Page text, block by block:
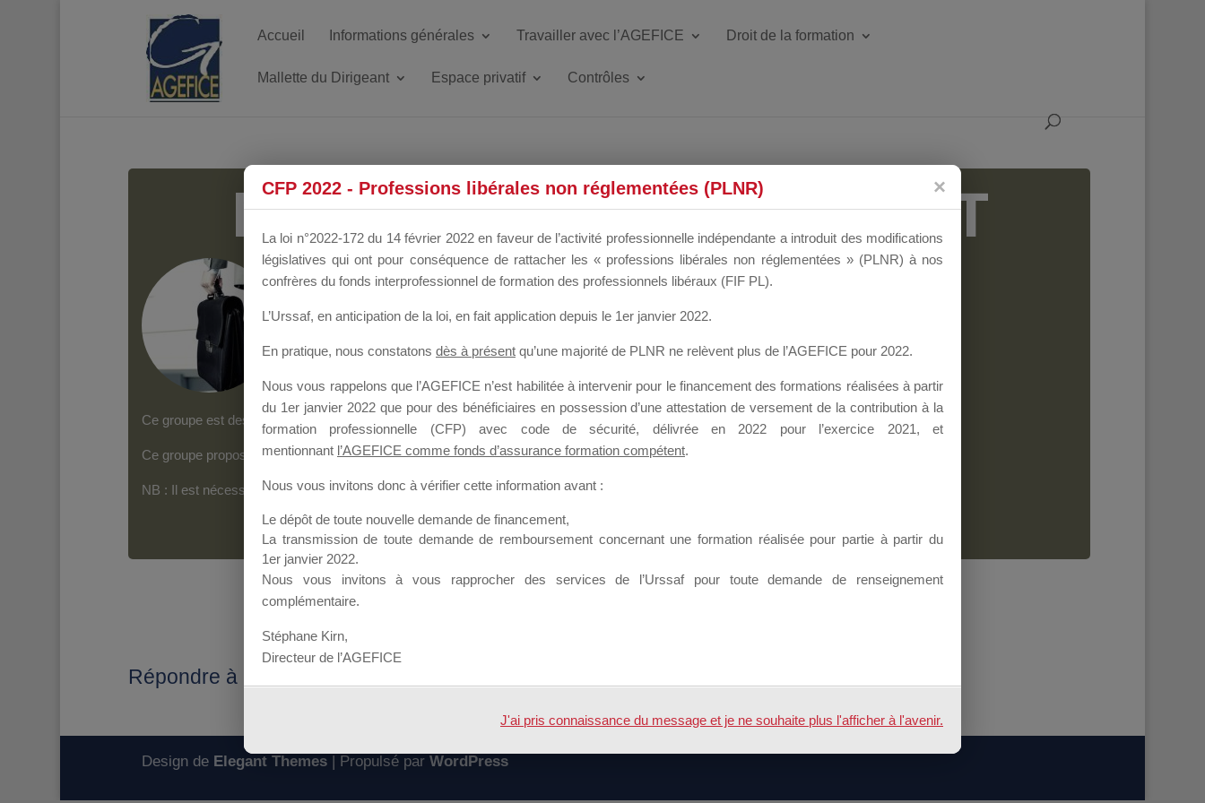
Accueil Informations générales Travailler avec l’AGEFICE Droit de la formation
Mallette du Dirigeant Espace privatif Contrôles
MALLETTE DU DIRIGEANT
Groupe Public il y a un mois
Ce groupe est destiné aux Organismes de Formation qui souhaitent répondre à l’Appel à Propositions Mallette du Dirigeant.
Ce groupe propose un forum dédié au support sur lequel il est possible de laisser un message ou poser une question.
NB : Il est nécessaire d’êtreinscrit(e)pour pouvoir rejoindre ce groupe
Répondre à : Session MDD Finances
Design de Elegant Themes| Propulsé par WordPress
CFP 2022 - Professions libérales non réglementées (PLNR)
La loi n°2022-172 du 14 février 2022 en faveur de l’activité professionnelle indépendante a introduit des modifications
législatives qui ont pour conséquence de rattacher les « professions libérales non réglementées » (PLNR) à nos
confrères du fonds interprofessionnel de formation des professionnels libéraux (FIF PL).
L’Urssaf, en anticipation de la loi, en fait application depuis le 1er janvier 2022.
En pratique, nous constatons dès à présent qu’une majorité de PLNR ne relèvent plus de l’AGEFICE pour 2022.
Nous vous rappelons que l’AGEFICE n’est habilitée à intervenir pour le financement des formations réalisées à partir
du 1er janvier 2022 que pour des bénéficiaires en possession d’une attestation de versement de la contribution à la
formation professionnelle (CFP) avec code de sécurité, délivrée en 2022 pour l’exercice 2021, et
mentionnant l’AGEFICE comme fonds d’assurance formation compétent.
Nous vous invitons donc à vérifier cette information avant :
Le dépôt de toute nouvelle demande de financement,
La transmission de toute demande de remboursement concernant une formation réalisée pour partie à partir du
1er janvier 2022.
Nous vous invitons à vous rapprocher des services de l’Urssaf pour toute demande de renseignement
complémentaire.
Stéphane Kirn,
Directeur de l’AGEFICE
J'ai pris connaissance du message et je ne souhaite plus l'afficher à l'avenir.